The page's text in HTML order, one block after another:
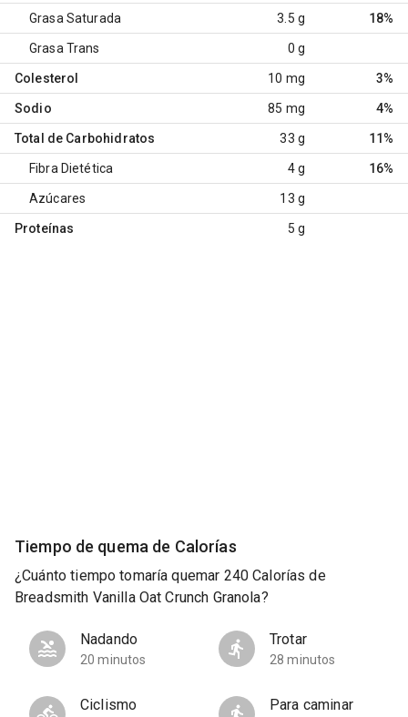
Grasa Saturada 3.5 g 18%
Grasa Trans 0 g
Colesterol 10 mg 3%
Sodio 85 mg 4%
Total de Carbohidratos 33 g 11%
Fibra Dietética 4 g 16%
Azúcares 13 g
Proteínas 5 g
Tiempo de quema de Calorías
¿Cuánto tiempo tomaría quemar 240 Calorías de
Breadsmith Vanilla Oat Crunch Granola?
Nadando
20 minutos
Trotar
28 minutos
Ciclismo Para caminar